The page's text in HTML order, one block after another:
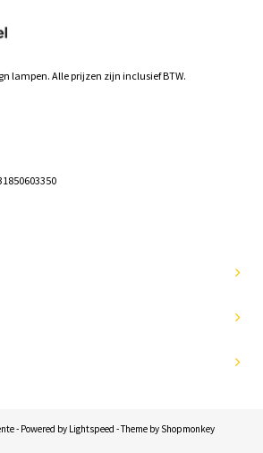
lampen. Alle prijzen zijn inclusief BTW.
- Powered by Lightspeed - Theme by Shopmonkey